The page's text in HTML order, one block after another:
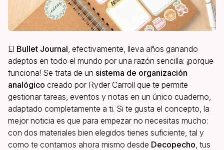
El Bullet Journal , efectivamente, lleva años ganando
adeptos en todo el mundo por una razón sencilla: ¡porque
funciona! Se trata de un sistema de organización
analógico creado por Ryder Carroll que te permite
gestionar tareas, eventos y notas en un único cuaderno,
adaptado completamente a ti. Si te gusta el concepto, la
mejor noticia es que para empezar no necesitas mucho:
con dos materiales bien elegidos tienes suficiente, tal y
como te contamos ahora mismo desde Decopecho , tus